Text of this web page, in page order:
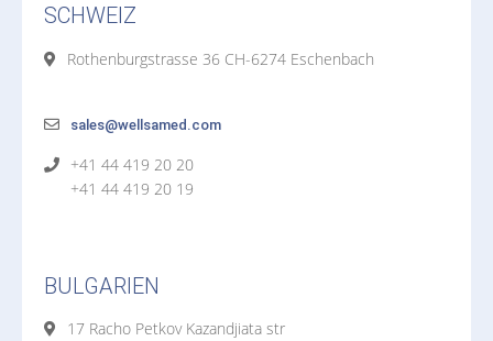
SCHWEIZ
Rothenburgstrasse 36 CH-6274 Eschenbach
sales@wellsamed.com
+41 44 419 20 20
+41 44 419 20 19
BULGARIEN
17 Racho Petkov Kazandjiata str